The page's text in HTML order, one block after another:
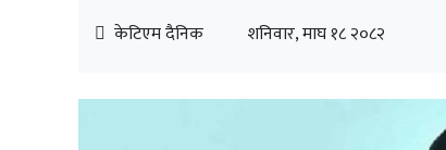
केटिएम दैनिक शनिवार, माघ १८ २०८२